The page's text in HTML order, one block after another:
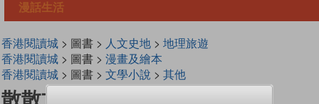
漫話生活
香港閱讀城> 圖書 > 人文史地> 地理旅遊
香港閱讀城> 圖書 > 漫畫及繪本
香港閱讀城> 圖書 > 文學小說 > 其他
散散文 2 食玩紐約